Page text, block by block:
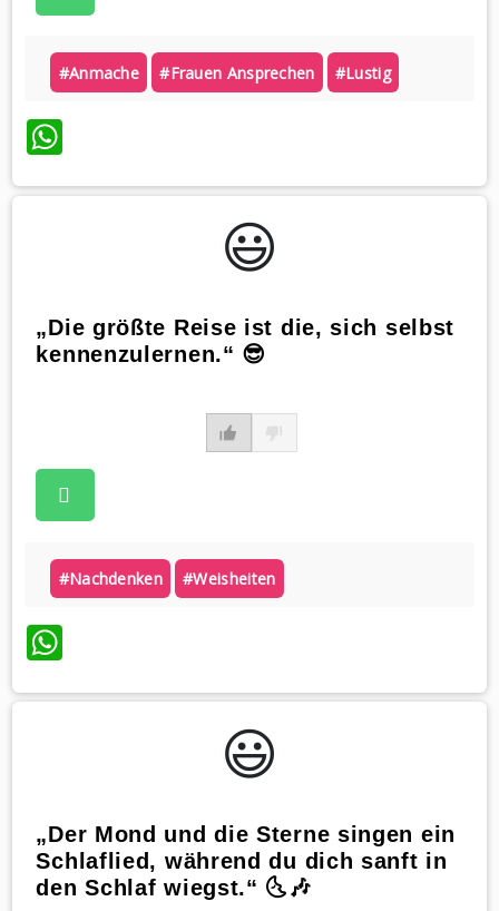
#anmache #frauen Ansprechen #lustig
WhatsApp
😃️
„Die größte Reise ist die, sich selbst
kennenzulernen.“ 😎
#nachdenken #weisheiten
WhatsApp
😃️
„Der Mond und die Sterne singen ein
Schlaflied, während du dich sanft in
den Schlaf wiegst.“ 🌜🎶